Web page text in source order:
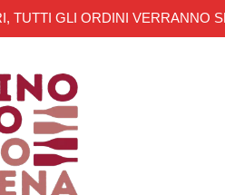
TUTTI GLI ORDINI VERRANNO